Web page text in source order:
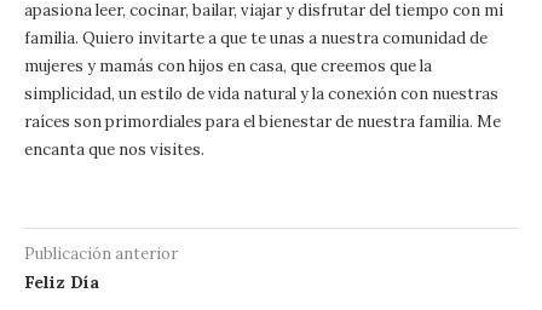
apasiona leer, cocinar, bailar, viajar y disfrutar del tiempo con mi
familia. Quiero invitarte a que te unas a nuestra comunidad de
mujeres y mamás con hijos en casa, que creemos que la
simplicidad, un estilo de vida natural y la conexión con nuestras
raíces son primordiales para el bienestar de nuestra familia. Me
encanta que nos visites.
Publicación anterior
Feliz Día